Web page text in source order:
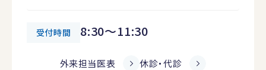
受付時間 8:30～11:30
外来担当医表 休診・代診